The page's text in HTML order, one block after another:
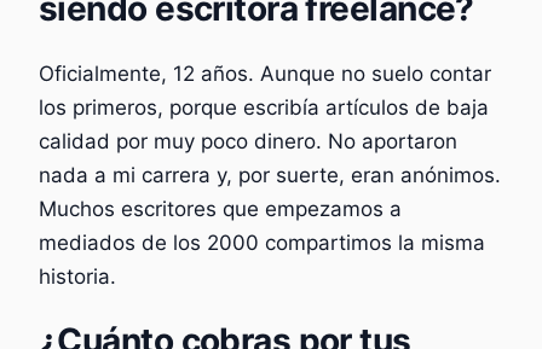
Oficialmente, 12 años. Aunque no suelo contar
los primeros, porque escribía artículos de baja
calidad por muy poco dinero. No aportaron
nada a mi carrera y, por suerte, eran anónimos.
Muchos escritores que empezamos a
mediados de los 2000 compartimos la misma
historia.
¿Cuánto cobras por tus